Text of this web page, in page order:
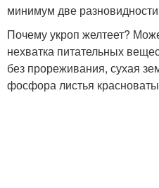
минимум две
Почему укроп желтеет?
нехватка питательных
без прореживания, сухая
фосфора листья